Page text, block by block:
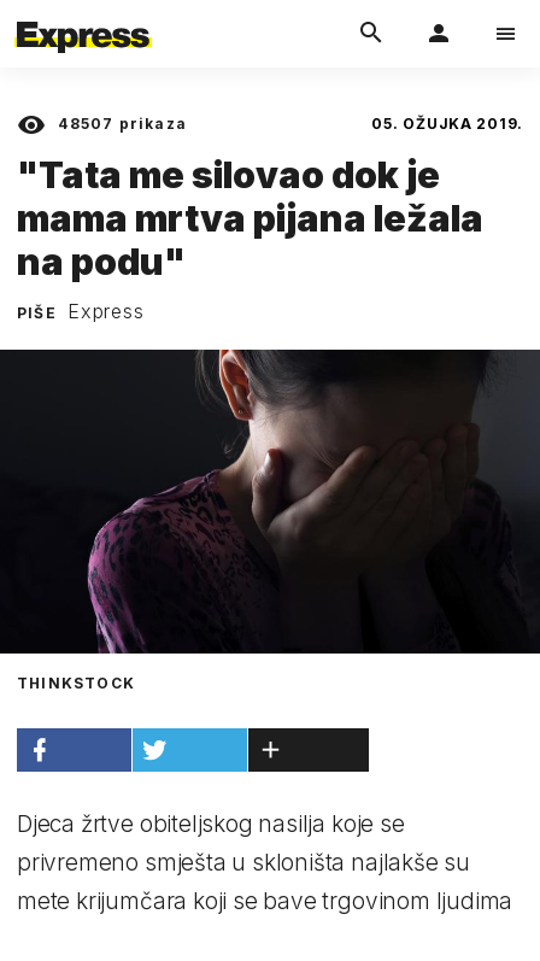
48507 prikaza 05. OŽUJKA 2019.
"Tata me silovao dok je
mama mrtva pijana ležala
na podu"
PIŠE Express
THINKSTOCK
Djeca žrtve obiteljskog nasilja koje se
privremeno smješta u skloništa najlakše su
mete krijumčara koji se bave trgovinom ljudima